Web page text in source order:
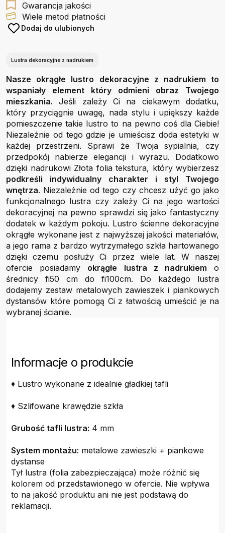
Gwarancja jakości
Wiele metod płatności
Dodaj do ulubionych
Lustra dekoracyjne z nadrukiem
Nasze okrągłe lustro dekoracyjne z nadrukiem to
wspaniały element który odmieni obraz Twojego
mieszkania. Jeśli zależy Ci na ciekawym dodatku,
który przyciągnie uwagę, nada stylu i upiększy każde
pomieszczenie takie lustro to na pewno coś dla Ciebie!
Niezależnie od tego gdzie je umieścisz doda estetyki w
każdej przestrzeni. Sprawi że Twoja sypialnia, czy
przedpokój nabierze elegancji i wyrazu. Dodatkowo
dzięki nadrukowi Złota folia tekstura, który wybierzesz
podkreśli indywidualny charakter i styl Twojego
wnętrza. Niezależnie od tego czy chcesz użyć go jako
funkcjonalnego lustra czy zależy Ci na jego wartości
dekoracyjnej na pewno sprawdzi się jako fantastyczny
dodatek w każdym pokoju. Lustro ścienne dekoracyjne
okrągłe wykonane jest z najwyższej jakości materiałów,
a jego rama z bardzo wytrzymałego szkła hartowanego
dzięki czemu posłuży Ci przez wiele lat. W naszej
ofercie posiadamy okrągłe lustra z nadrukiem o
średnicy fi50 cm do fi100cm. Do każdego lustra
dodajemy zestaw metalowych zawieszek i piankowych
dystansów które pomogą Ci z łatwością umieścić je na
wybranej ścianie.
Informacje o produkcie
♦ Lustro wykonane z idealnie gładkiej tafli
♦ Szlifowane krawędzie szkła
Grubość tafli lustra: 4 mm
System montażu: metalowe zawieszki + piankowe
dystanse
Tył lustra (folia zabezpieczająca) może różnić się
kolorem od przedstawionego w ofercie. Nie wpływa
to na jakość produktu ani nie jest podstawą do
reklamacji.